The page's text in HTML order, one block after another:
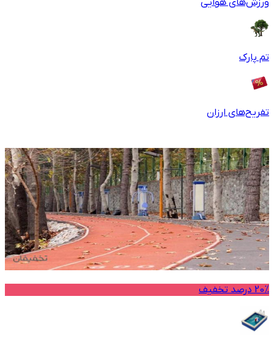
ورزش‌های هوایی
تم پارک
تفریح‌های ارزان
20% درصد تخفیف